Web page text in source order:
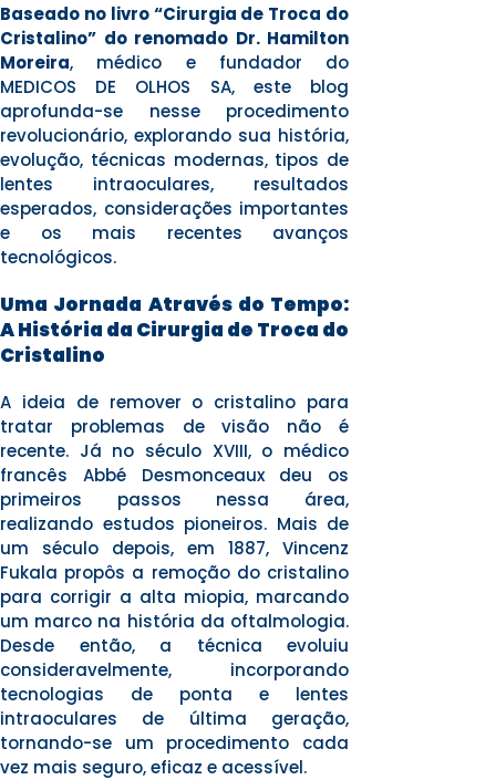
Baseado no livro “Cirurgia de Troca do
Cristalino” do renomado Dr. Hamilton
Moreira, médico e fundador do
MEDICOS DE OLHOS SA, este blog
aprofunda-se nesse procedimento
revolucionário, explorando sua história,
evolução, técnicas modernas, tipos de
lentes intraoculares, resultados
esperados, considerações importantes
e os mais recentes avanços
tecnológicos.
Uma Jornada Através do Tempo:
A História da Cirurgia de Troca do
Cristalino
A ideia de remover o cristalino para
tratar problemas de visão não é
recente. Já no século XVIII, o médico
francês Abbé Desmonceaux deu os
primeiros passos nessa área,
realizando estudos pioneiros. Mais de
um século depois, em 1887, Vincenz
Fukala propôs a remoção do cristalino
para corrigir a alta miopia, marcando
um marco na história da oftalmologia.
Desde então, a técnica evoluiu
consideravelmente, incorporando
tecnologias de ponta e lentes
intraoculares de última geração,
tornando-se um procedimento cada
vez mais seguro, eficaz e acessível.